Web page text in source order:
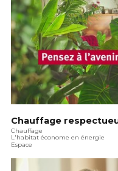
Chauffage
Chauffage
L'habitat économe en énergie
Espace